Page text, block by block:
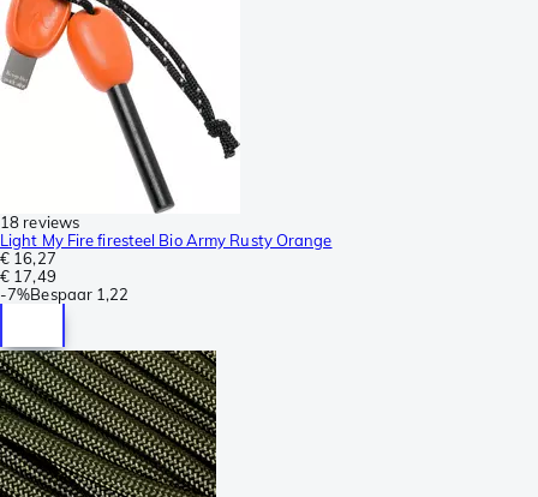
18 reviews
Light My Fire firesteel Bio Army Rusty Orange
€ 16,27
€ 17,49
-7%Bespaar 1,22